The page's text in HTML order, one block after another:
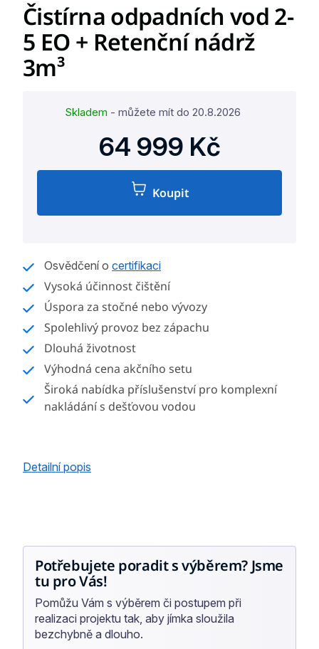
Čistírna odpadních vod 2-
5 EO + Retenční nádrž
3m³
Skladem - můžete mít do 20.8.2026
64 999 Kč
Koupit
Osvědčení o certifikaci
Vysoká účinnost čištění
Úspora za stočné nebo vývozy
Spolehlivý provoz bez zápachu
Dlouhá životnost
Výhodná cena akčního setu
Široká nabídka příslušenství pro komplexní
nakládání s dešťovou vodou
Detailní popis
Potřebujete poradit s výběrem? Jsme
tu pro Vás!
Pomůžu Vám s výběrem či postupem při
realizaci projektu tak, aby jímka sloužila
bezchybně a dlouho.